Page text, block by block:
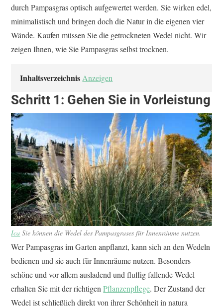
durch Pampasgras optisch aufgewertet werden. Sie wirken edel,
minimalistisch und bringen doch die Natur in die eigenen vier
Wände. Kaufen müssen Sie die getrockneten Wedel nicht. Wir
zeigen Ihnen, wie Sie Pampasgras selbst trocknen.
Inhaltsverzeichnis Anzeigen
Schritt 1: Gehen Sie in Vorleistung
Ica Sie können die Wedel des Pampasgrases für Innenräume nutzen.
Wer Pampasgras im Garten anpflanzt, kann sich an den Wedeln
bedienen und sie auch für Innenräume nutzen. Besonders
schöne und vor allem ausladend und fluffig fallende Wedel
erhalten Sie mit der richtigenPflanzenpflege. Der Zustand der
Wedel ist schließlich direkt von ihrer Schönheit in natura